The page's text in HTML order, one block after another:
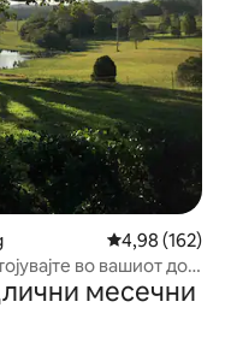
Просечна
4,98 (162)
во вашиот дом
месечни